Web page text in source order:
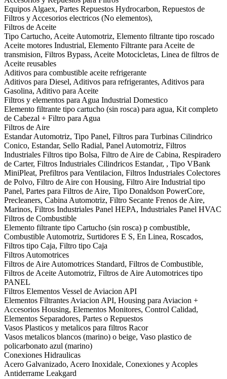
Equipos Algaex, Partes Repuestos Hydrocarbon, Repuestos de
Filtros y Accesorios electricos (No elementos),
Filtros de Aceite
Tipo Cartucho, Aceite Automotriz, Elemento filtrante tipo roscado
Aceite motores Industrial, Elemento Filtrante para Aceite de
transmision, Filtros Bypass, Aceite Motocicletas, Linea de filtros de
Aceite reusables
Aditivos para combustible aceite refrigerante
Aditivos para Diesel, Aditivos para refrigerantes, Aditivos para
Gasolina, Aditivo para Aceite
Filtros y elementos para Agua Industrial Domestico
Elemento filtrante tipo cartucho (sin rosca) para agua, Kit completo
de Cabezal + Filtro para Agua
Filtros de Aire
Estandar Automotriz, Tipo Panel, Filtros para Turbinas Cilindrico
Conico, Estandar, Sello Radial, Panel Automotriz, Filtros
Industriales Filtros tipo Bolsa, Filtro de Aire de Cabina, Respiradero
de Carter, Filtros Industriales Cilindricos Estandar, , Tipo VBank
MiniPleat, Prefiltros para Ventilacion, Filtros Industriales Colectores
de Polvo, Filtro de Aire con Housing, Filtro Aire Industrial tipo
Panel, Partes para Filtros de Aire, Tipo Donaldson PowerCore,
Precleaners, Cabina Automotriz, Filtro Secante Frenos de Aire,
Marinos, Filtros Industriales Panel HEPA, Industriales Panel HVAC
Filtros de Combustible
Elemento filtrante tipo Cartucho (sin rosca) p combustible,
Combustible Automotriz, Surtidores E S, En Linea, Roscados,
Filtros tipo Caja, Filtro tipo Caja
Filtros Automotrices
Filtros de Aire Automotrices Standard, Filtros de Combustible,
Filtros de Aceite Automotriz, Filtros de Aire Automotrices tipo
PANEL
Filtros Elementos Vessel de Aviacion API
Elementos Filtrantes Aviacion API, Housing para Aviacion +
Accesorios Housing, Elementos Monitores, Control Calidad,
Elementos Separadores, Partes o Repuestos
Vasos Plasticos y metalicos para filtros Racor
Vasos metalicos blancos (marino) o beige, Vaso plastico de
policarbonato azul (marino)
Conexiones Hidraulicas
Acero Galvanizado, Acero Inoxidale, Conexiones y Acoples
Antiderrame Leakgard